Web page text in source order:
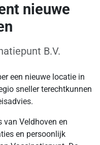
nieuwe
B.V.
een nieuwe locatie in
sneller terechtkunnen
van Veldhoven en
en persoonlijk